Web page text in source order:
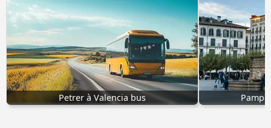
Petrer à Valencia bus